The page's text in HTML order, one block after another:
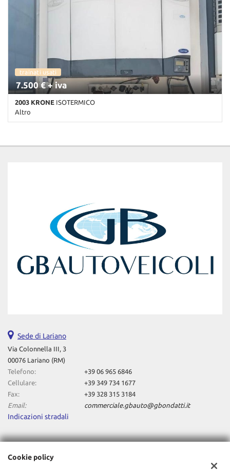
trainati usati
7.500 € + iva
2003 KRONE ISOTERMICO
Altro
Pavimento/Laterali per trasporti logistici • Sospensioni ad aria
Sede di Lariano
Via Colonnella III, 3
00076 Lariano (RM)
Telefono:
+39 06 965 6846
Cellulare:
+39 349 734 1677
Fax:
+39 328 315 3184
Email:
commerciale.gbauto@gbondatti.it
Indicazioni stradali
Dati fiscali:
Cookie policy